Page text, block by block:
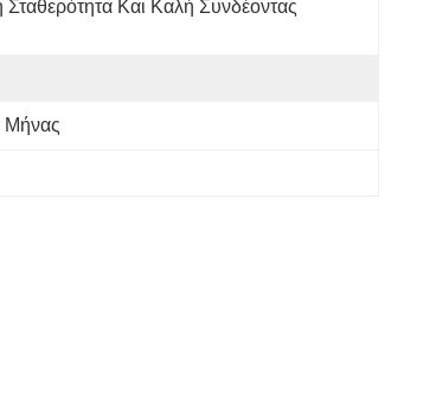
Σταθερότητα Και Καλή Συνδέοντας
Μήνας